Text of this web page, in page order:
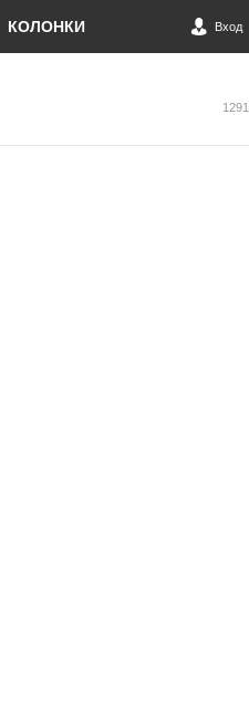
КОЛОНКИ Вход